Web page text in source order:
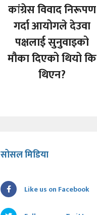
कांग्रेस विवाद निरूपण
गर्दा आयोगले देउवा
पक्षलाई सुनुवाइको
मौका दिएको थियो कि
थिएन?
सोसल मिडिया
Like us on Facebook